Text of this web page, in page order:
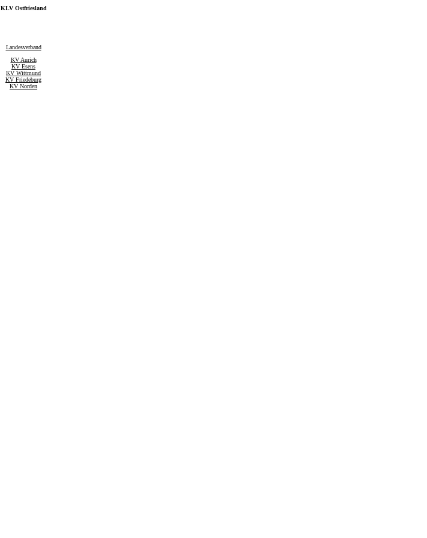
KLV Ostfriesland
Landesverband
KV Aurich
KV Esens
KV Wittmund
KV Friedeburg
KV Norden